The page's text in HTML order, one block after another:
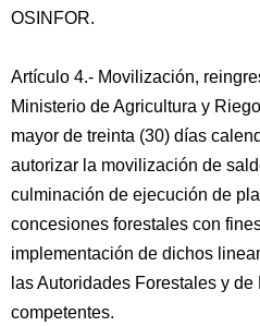
OSINFOR.
Artículo 4.- Movilización,
Ministerio de Agricultura y
mayor de treinta (30) días
autorizar la movilización de
culminación de ejecución de
concesiones forestales con
implementación de dichos
las Autoridades Forestales y
competentes.